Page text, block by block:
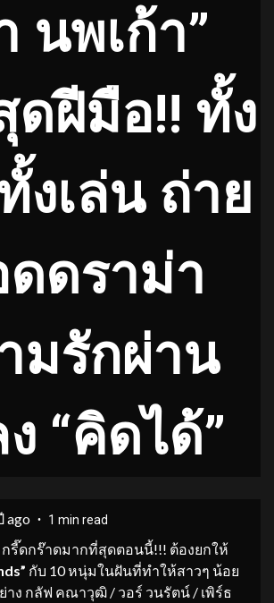
นพเก้า”
ดฝีมือ!! ทั้ง
งเล่น ถ่าย
ดราม่า
มรักผ่าน
“คิดได้”
ago 1 min read
กรี๊ดกร๊าด​มากที่สุดตอนนี้!!! ต้องยกให้
กับ 10 หนุ่มในฝันที่ทำให้สาวๆ น้อย
าง กลัฟ คณาวุฒิ / วอร์ วนรัตน์ / เพิร์ธ